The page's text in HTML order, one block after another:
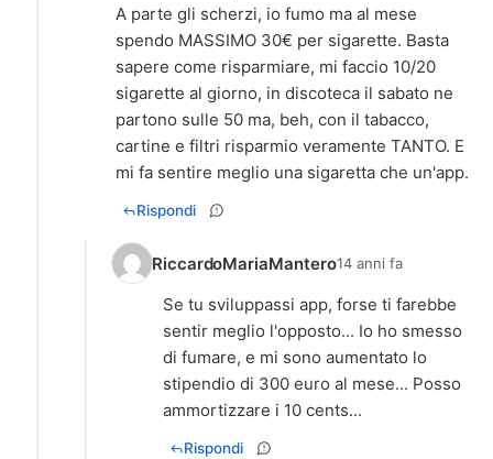
A parte gli scherzi, io fumo ma al mese
spendo MASSIMO 30€ per sigarette. Basta
sapere come risparmiare, mi faccio 10/20
sigarette al giorno, in discoteca il sabato ne
partono sulle 50 ma, beh, con il tabacco,
cartine e filtri risparmio veramente TANTO. E
mi fa sentire meglio una sigaretta che un'app.
Rispondi
RiccardoMariaMantero14 anni fa
Se tu sviluppassi app, forse ti farebbe
sentir meglio l'opposto... Io ho smesso
di fumare, e mi sono aumentato lo
stipendio di 300 euro al mese... Posso
ammortizzare i 10 cents...
Rispondi